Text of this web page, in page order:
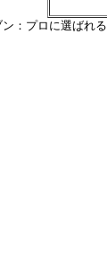
：プロに選ばれ